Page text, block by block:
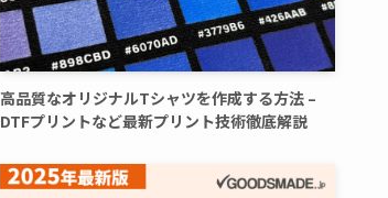
高品質なオリジナルTシャツを作成する方法 –
DTFプリントなど最新プリント技術徹底解説